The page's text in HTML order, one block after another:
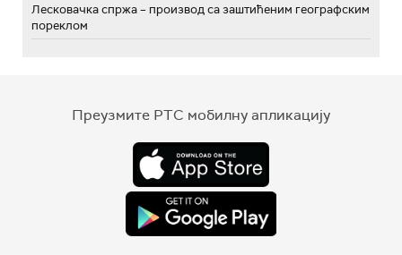
Лесковачка спржа – производ са заштићеним географским
пореклом
Преузмите РТС мобилну апликацију